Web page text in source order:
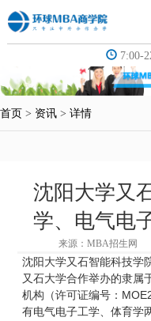
7:00-
首页 > 资讯 > 详情
沈阳大学又
学、电气电
来源： MBA招生网
沈阳大学又石智能科技学
又石大学合作举办的隶属
机构（许可证编号：
有电气电子工学、体育学